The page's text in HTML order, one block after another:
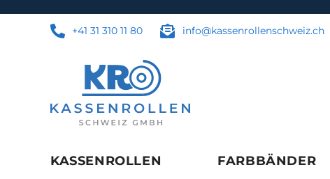
+41 31 310 11 80 info@kassenrollenschweiz.ch
KASSENROLLEN FARBBÄNDER